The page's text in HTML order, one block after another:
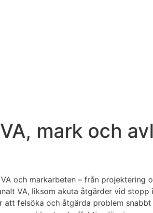
mark och
och markarbeten – från
VA, liksom akuta åtgärder vid
felsöka och åtgärda problem